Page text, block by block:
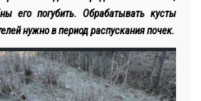
его погубить. Обрабатывать кусты
нужно в период распускания почек.